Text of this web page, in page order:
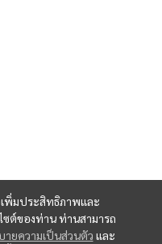
เพิ่มประสิทธิภาพและ
ซต์ของท่าน ท่านสามารถ
ายความเป็นส่วนตัว และ